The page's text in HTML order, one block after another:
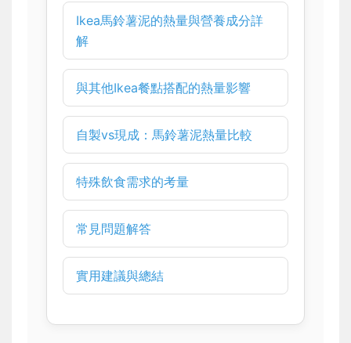
Ikea馬鈴薯泥的熱量與營養成分詳
解
與其他Ikea餐點搭配的熱量影響
自製vs現成：馬鈴薯泥熱量比較
特殊飲食需求的考量
常見問題解答
實用建議與總結